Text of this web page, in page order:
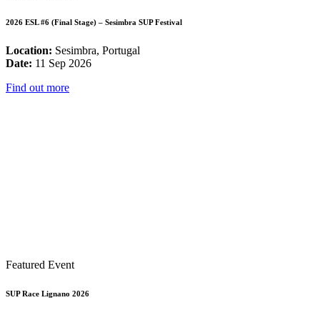
2026 ESL #6 (Final Stage) – Sesimbra SUP Festival
Location: Sesimbra, Portugal
Date: 11 Sep 2026
Find out more
Featured Event
SUP Race Lignano 2026